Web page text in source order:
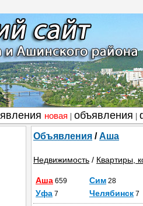
новая объявления
Объявления /Аша
Недвижимость / Квартиры,
Аша 659 Сим 28
Уфа 7 Челябинск 7